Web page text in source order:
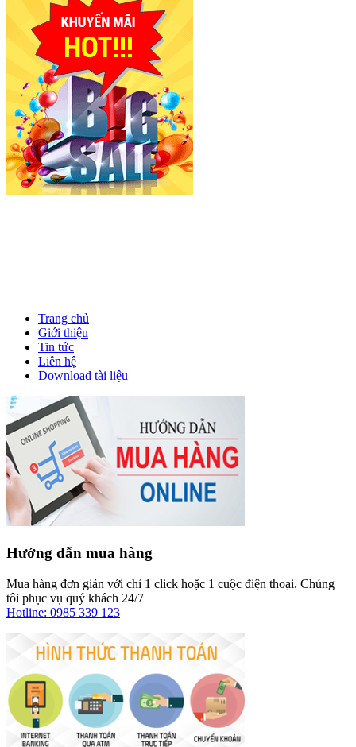
Trang chủ
Giới thiệu
Tin tức
Liên hệ
Download tài liệu
Hướng dẫn mua hàng
Mua hàng đơn giản với chỉ 1 click hoặc 1 cuộc điện thoại. Chúng
tôi phục vụ quý khách 24/7
Hotline: 0985 339 123